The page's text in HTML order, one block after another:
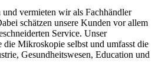
und vermieten wir als Fachhändler
schätzen unsere Kunden vor allem
Service. Unser
Mikroskopie selbst und umfasst die
Gesundheitswesen, Education und